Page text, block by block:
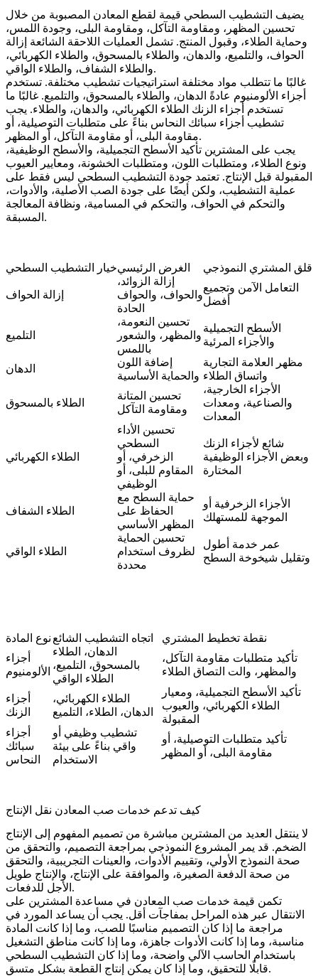
يضيف التشطيب السطحي قيمة لقطع المعادن المصبوبة من خلال
تحسين المظهر، ومقاومة التآكل، ومقاومة البلى، وجودة اللمس،
وحماية الطلاء، وقبول المنتج. تشمل العمليات اللاحقة الشائعة إزالة
الحواف، والتلميع، والدهان، والطلاء بالمسحوق، والطلاء الكهربائي،
والطلاء الشفاف، والطلاء الواقي.
غالبًا ما تتطلب مواد مختلفة استراتيجيات تشطيب مختلفة. تستخدم
أجزاء الألومنيوم عادةً الدهان، والطلاء بالمسحوق، والتلميع. غالبًا ما
تستخدم أجزاء الزنك الطلاء الكهربائي، والدهان، والطلاء. يجب
تشطيب أجزاء سبائك النحاس بناءً على متطلبات التوصيلية، أو
مقاومة البلى، أو مقاومة التآكل، أو المظهر.
يجب على المشترين تأكيد الأسطح التجميلية، والأسطح الوظيفية،
ونوع الطلاء، ومتطلبات اللون، ومتطلبات الخشونة، ومعايير العيوب
المقبولة قبل الإنتاج. تعتمد جودة التشطيب السطحي ليس فقط على
عملية التشطيب، ولكن أيضًا على جودة الصب الأصلية، والأدوات،
والتحكم في الحواف، والتحكم في المسامية، ونظافة المعالجة
المسبقة.
خيار التشطيب السطحيالغرض الرئيسي قلق المشتري النموذجي
إزالة الحواف
إزالة الزوائد،
والحواف، والحواف
الحادة
التعامل الآمن وتجميع
أفضل
التلميع
تحسين النعومة،
والمظهر، والشعور
باللمس
الأسطح التجميلية
والأجزاء المرئية
الدهان
إضافة اللون
والحماية الأساسية
مظهر العلامة التجارية
واتساق الطلاء
الطلاء بالمسحوق
تحسين المتانة
ومقاومة التآكل
الأجزاء الخارجية،
والصناعية، ومعدات
المعدات
الطلاء الكهربائي
تحسين الأداء
السطحي
الزخرفي، أو
المقاوم للبلى، أو
الوظيفي
شائع لأجزاء الزنك
وبعض الأجزاء الوظيفية
المختارة
الطلاء الشفاف
حماية السطح مع
الحفاظ على
المظهر الأساسي
الأجزاء الزخرفية أو
الموجهة للمستهلك
الطلاء الواقي
تحسين الحماية
لظروف استخدام
محددة
عمر خدمة أطول
وتقليل شيخوخة السطح
نوع المادة اتجاه التشطيب الشائع
نقطة تخطيط المشتري
أجزاء
الألومنيوم
الدهان، الطلاء
بالمسحوق، التلميع،
الطلاء الواقي
تأكيد متطلبات مقاومة التآكل،
والمظهر، والت التصاق الطلاء
أجزاء
الزنك
الطلاء الكهربائي،
الدهان، الطلاء، التلميع
تأكيد الأسطح التجميلية، ومعيار
الطلاء الكهربائي، والعيوب
المقبولة
أجزاء
سبائك
النحاس
تشطيب وظيفي أو
واقي بناءً على بيئة
الاستخدام
تأكيد متطلبات التوصيلية، أو
مقاومة البلى، أو المظهر
كيف تدعم خدمات صب المعادن نقل الإنتاج
لا ينتقل العديد من المشترين مباشرة من تصميم المفهوم إلى الإنتاج
الضخم. قد يمر المشروع النموذجي بمراجعة التصميم، والتحقق من
صحة النموذج الأولي، وتقييم الأدوات، والعينات التجريبية، والتحقق
من صحة الدفعة الصغيرة، والموافقة على الإنتاج، والإنتاج طويل
الأجل للدفعات.
تكمن قيمة خدمات صب المعادن في مساعدة المشترين على
الانتقال عبر هذه المراحل بمفاجآت أقل. يجب أن يساعد المورد في
مراجعة ما إذا كان التصميم مناسبًا للصب، وما إذا كانت المادة
مناسبة، وما إذا كانت الأدوات جاهزة، وما إذا كانت مناطق التشغيل
باستخدام الحاسب الآلي واضحة، وما إذا كان التشطيب السطحي
قابلًا للتحقيق، وما إذا كان يمكن إنتاج القطعة بشكل متسق.